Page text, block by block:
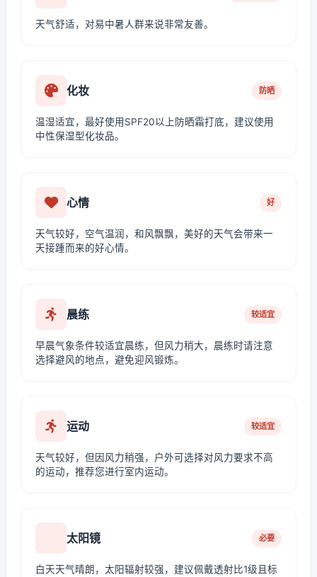
天气舒适，对易中暑人群来说非常友善。
化妆 防晒
温湿适宜，最好使用SPF20以上防晒霜打底，建议使用
中性保湿型化妆品。
心情 好
天气较好，空气温润，和风飘飘，美好的天气会带来一
天接踵而来的好心情。
晨练 较适宜
早晨气象条件较适宜晨练，但风力稍大，晨练时请注意
选择避风的地点，避免迎风锻炼。
运动 较适宜
天气较好，但因风力稍强，户外可选择对风力要求不高
的运动，推荐您进行室内运动。
太阳镜 必要
白天天气晴朗，太阳辐射较强，建议佩戴透射比1级且标